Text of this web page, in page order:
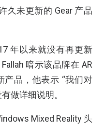
久未更新的 Gear 产品
年以来就没有再更新
暗示该品牌在 AR
产品，他表示 “我们对
做详细说明。
Mixed Reality 头